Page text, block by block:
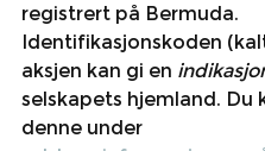
registrert på Bermuda.
Identifikasjonskoden
aksjen kan gi en
selskapets hjemland. Du
denne under